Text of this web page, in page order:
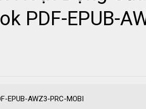
PDF-EPUB-
AWZ3-PRC-MOBI